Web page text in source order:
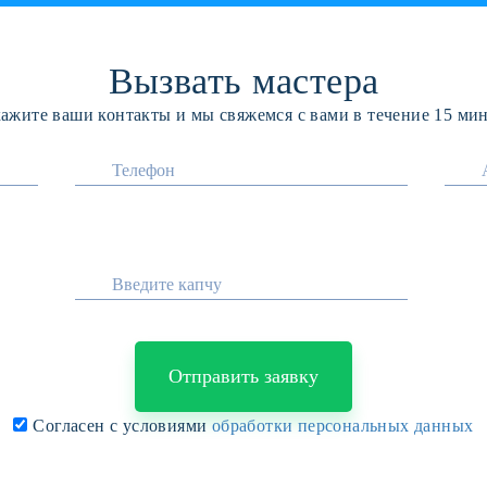
Вызвать мастера
ваши контакты и мы свяжемся с вами в течение 15
Отправить заявку
Согласен с условиями обработки персональных данных